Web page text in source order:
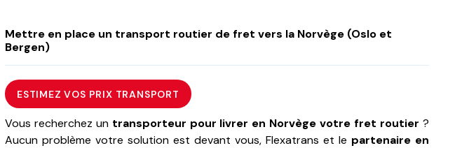
Mettre en place un transport routier de fret vers la Norvège (Oslo et
Bergen)
ESTIMEZ VOS PRIX TRANSPORT
Vous recherchez un transporteur pour livrer en Norvège votre fret routier ?
Aucun problème votre solution est devant vous, Flexatrans et le partenaire en